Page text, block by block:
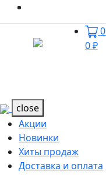
0
0 ₽
close
Акции
Новинки
Хиты продаж
Доставка и оплата